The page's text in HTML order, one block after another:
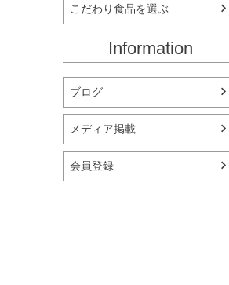
こだわり食品を選ぶ
Information
ブログ
メディア掲載
会員登録